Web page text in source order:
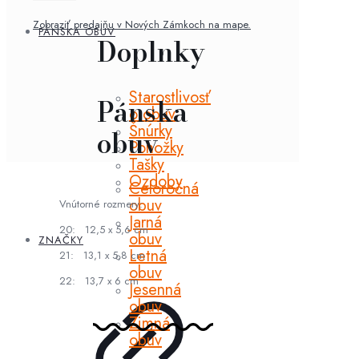
Doplnky
Starostlivosť
o obuv
Šnúrky
Ponožky
Tašky
Ozdoby
ZNAČKY
PÁNSKA OBUV
Pánska
obuv
Celoročná
obuv
Jarná
obuv
Letná
obuv
Jesenná
obuv
Zimná
obuv
Zobraziť predajňu v Nových Zámkoch na mape.
Vnútorné rozmery:
20: 12,5 x 5,6 cm
21: 13,1 x 5,8 cm
22: 13,7 x 6 cm